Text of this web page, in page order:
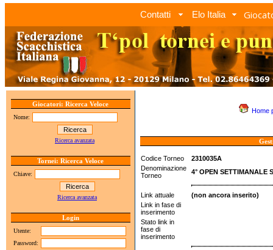
Contatti Elo Italia
Giocatori: Ricerca Veloce
Nome:
Ricerca avanzata
Tornei: Ricerca Veloce
Chiave:
Ricerca avanzata
Login
Utente:
Password:
Home
Codice Torneo
2310035A
Denominazione
Torneo
4° OPEN SETTIMANALE
Link attuale
(non ancora inserito)
Link in fase di
inserimento
Stato link in
fase di
inserimento